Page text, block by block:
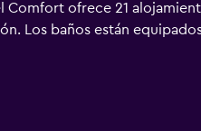
ofrece 21
Los baños están
más (para 1 o 2 personas, o